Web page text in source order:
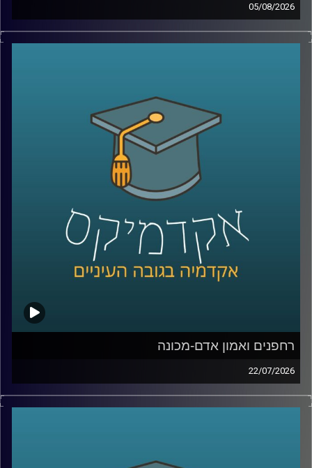
05/08/2026
כולנו מזמינים היום כמעט הכול בלחיצת כפתור, אוכל, בגדים,
תרופות, אפילו את הקניות לסוף השבוע. אבל כמה מאיתנו
שגורמת לנו לחזור שוב ושוב, ואיך משלבים בין טכנולוגיה,
דאטה, לוגיסטיקה ובעיקר הבנה של בני אדם?
כדי לדבר על כל זה נמצא איתי היום צביקה ביידא, לשעבר
נדבר על מה באמת עומד מאחורי חוויית לקוח טובה, איך
ארגונים חושבים על חדשנות, ואיך בינה מלאכותית הולכת
לשנות את הדרך שבה כולנו קונים, עובדים ומקבלים החלטות
קרדיט תמונות:AudioVersity
רחפנים ואמון אדם-מכונה
22/07/2026
אם לפני עשור היינו אומרים את המילה “רחפן”, כנראה שהיינו
חושבים על צילום מהאוויר או על גאדג’ט מגניב. היום התמונה
ובמקרים מסוימים אפילו מסוגלים לבצע חלק מהמשימות